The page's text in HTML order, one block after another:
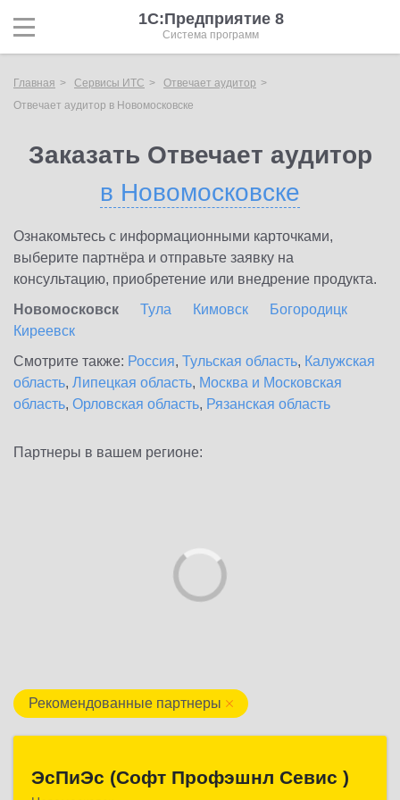
1С:Предприятие 8
Система программ
Главная Сервисы ИТС
Отвечает аудитор
Отвечает аудитор в Новомосковске
Заказать Отвечает аудитор
в Новомосковске
Ознакомьтесь с информационными карточками,
выберите партнёра и отправьте заявку на
консультацию, приобретение или внедрение продукта.
Новомосковск
Тула Кимовск
Богородицк
Киреевск
Смотрите также: Россия, Тульская область, Калужская
область, Липецкая область, Москва и Московская
область, Орловская область, Рязанская область
Партнеры в вашем регионе:
Рекомендованные партнеры
ЭсПиЭс (Софт Профэшнл Севис )